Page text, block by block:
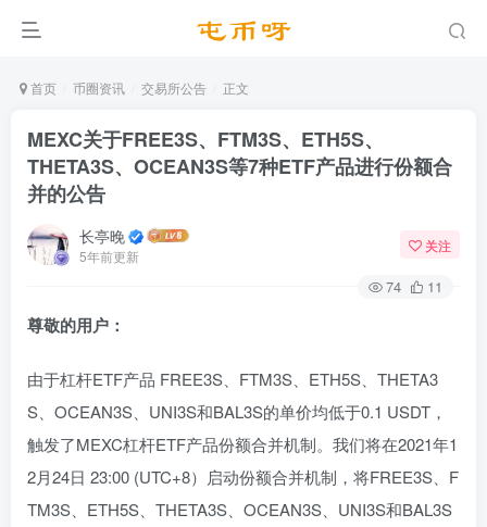
首页 币圈资讯 交易所公告 正文
MEXC关于FREE3S、FTM3S、ETH5S、
THETA3S、OCEAN3S等7种ETF产品进行份额合
并的公告
长亭晚
5年前更新
关注
74 11
尊敬的用户：
由于杠杆ETF产品 FREE3S、FTM3S、ETH5S、THETA3
S、OCEAN3S、UNI3S和BAL3S的单价均低于0.1 USDT，
触发了MEXC杠杆ETF产品份额合并机制。我们将在2021年1
2月24日 23:00 (UTC+8）启动份额合并机制，将FREE3S、F
TM3S、ETH5S、THETA3S、OCEAN3S、UNI3S和BAL3S